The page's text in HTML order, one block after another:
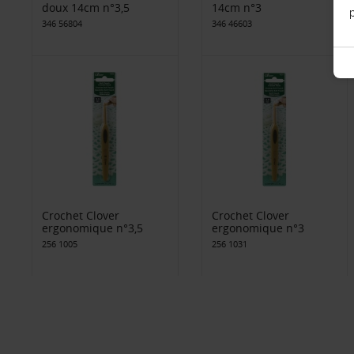
doux 14cm n°3,5
346 56804
14cm n°3
346 46603
Crochet Clover
ergonomique n°3,5
256 1005
Crochet Clover
ergonomique n°3
256 1031